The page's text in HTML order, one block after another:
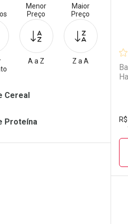
R$
Menor
Preço
Maior
Preço
A a Z Z a A
Cereal
Proteína